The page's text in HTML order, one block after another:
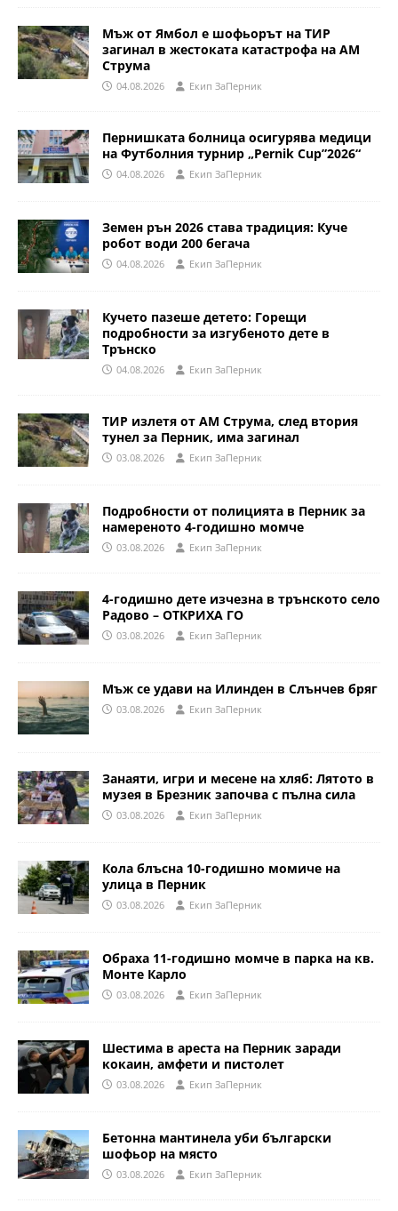
Мъж от Ямбол е шофьорът на ТИР
загинал в жестоката катастрофа на АМ
Струма
04.08.2026 Eкип ЗаПерник
Пернишката болница осигурява медици
на Футболния турнир „Pernik Cup”2026“
04.08.2026 Eкип ЗаПерник
Земен рън 2026 става традиция: Куче
робот води 200 бегача
04.08.2026 Eкип ЗаПерник
Кучето пазеше детето: Горещи
подробности за изгубеното дете в
Трънско
04.08.2026 Eкип ЗаПерник
ТИР излетя от АМ Струма, след втория
тунел за Перник, има загинал
03.08.2026 Eкип ЗаПерник
Подробности от полицията в Перник за
намереното 4-годишно момче
03.08.2026 Eкип ЗаПерник
4-годишно дете изчезна в трънското село
Радово – ОТКРИХА ГО
03.08.2026 Eкип ЗаПерник
Мъж се удави на Илинден в Слънчев бряг
03.08.2026 Eкип ЗаПерник
Занаяти, игри и месене на хляб: Лятото в
музея в Брезник започва с пълна сила
03.08.2026 Eкип ЗаПерник
Кола блъсна 10-годишно момиче на
улица в Перник
03.08.2026 Eкип ЗаПерник
Обраха 11-годишно момче в парка на кв.
Монте Карло
03.08.2026 Eкип ЗаПерник
Шестима в ареста на Перник заради
кокаин, амфети и пистолет
03.08.2026 Eкип ЗаПерник
Бетонна мантинела уби български
шофьор на място
03.08.2026 Eкип ЗаПерник